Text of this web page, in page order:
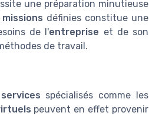
une préparation minutieuse
missions définies constitue une
de l'entreprise et de son
de travail.
services spécialisés comme les
peuvent en effet provenir